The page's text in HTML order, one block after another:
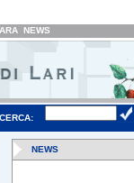
NEWS
CERCA:
NEWS